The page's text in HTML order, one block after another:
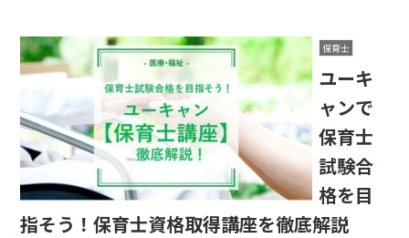
保育士
ユーキ
ャンで
保育士
試験合
格を目
指そう！保育士資格取得講座を徹底解説